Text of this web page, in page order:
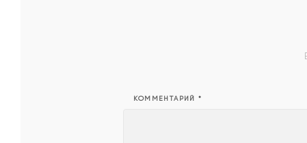
скажет
КОММЕНТАРИЙ*